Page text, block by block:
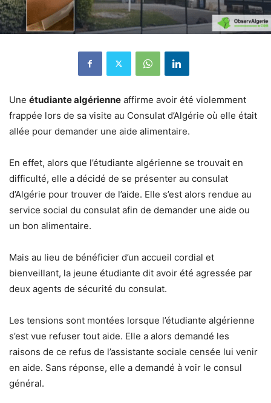
Une étudiante algérienne affirme avoir été violemment
frappée lors de sa visite au Consulat d’Algérie où elle était
allée pour demander une aide alimentaire.
En effet, alors que l’étudiante algérienne se trouvait en
difficulté, elle a décidé de se présenter au consulat
d’Algérie pour trouver de l’aide. Elle s’est alors rendue au
service social du consulat afin de demander une aide ou
un bon alimentaire.
Mais au lieu de bénéficier d’un accueil cordial et
bienveillant, la jeune étudiante dit avoir été agressée par
deux agents de sécurité du consulat.
Les tensions sont montées lorsque l’étudiante algérienne
s’est vue refuser tout aide. Elle a alors demandé les
raisons de ce refus de l’assistante sociale censée lui venir
en aide. Sans réponse, elle a demandé à voir le consul
général.